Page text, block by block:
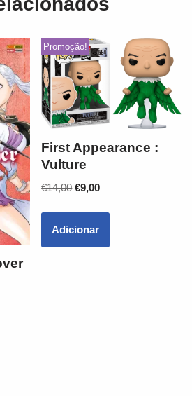
Promoção!
First Appearance :
Vulture
€14,00 €9,00
Adicionar